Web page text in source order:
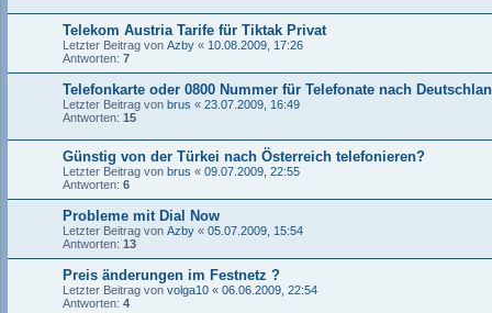
Telekom Austria Tarife für Tiktak Privat
Letzter Beitrag von Azby « 10.08.2009, 17:26
Antworten: 7
Telefonkarte oder 0800 Nummer für Telefonate nach Deutschlan
Letzter Beitrag von brus « 23.07.2009, 16:49
Antworten: 15
Günstig von der Türkei nach Österreich telefonieren?
Letzter Beitrag von brus « 09.07.2009, 22:55
Antworten: 6
Probleme mit Dial Now
Letzter Beitrag von Azby « 05.07.2009, 15:54
Antworten: 13
Preis änderungen im Festnetz ?
Letzter Beitrag von volga10 « 06.06.2009, 22:54
Antworten: 4